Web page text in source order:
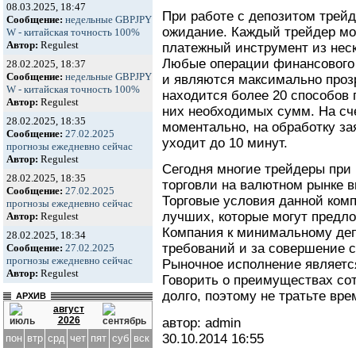
08.03.2025, 18:47
Сообщение: недельные GBPJPY
W - китайская точность 100%
Автор: Regulest
28.02.2025, 18:37
Сообщение: недельные GBPJPY
W - китайская точность 100%
Автор: Regulest
28.02.2025, 18:35
Сообщение: 27.02.2025
прогнозы ежедневно сейчас
Автор: Regulest
28.02.2025, 18:35
Сообщение: 27.02.2025
прогнозы ежедневно сейчас
Автор: Regulest
28.02.2025, 18:34
Сообщение: 27.02.2025
прогнозы ежедневно сейчас
Автор: Regulest
АРХИВ
август
2026
пон втр срд чет пят суб вск
При работе с депозитом
ожидание. Каждый трейдер
платежный инструмент из
Любые операции финансового
и являются максимально
находится более 20 способов
них необходимых сумм. На
моментально, на обработку
уходит до 10 минут.
Сегодня многие трейдеры
торговли на валютном рынке
Торговые условия данной
лучших, которые могут
Компания к минимальному
требований и за совершение
Рыночное исполнение
Говорить о преимуществах
долго, поэтому не тратьте
автор: admin
30.10.2014 16:55